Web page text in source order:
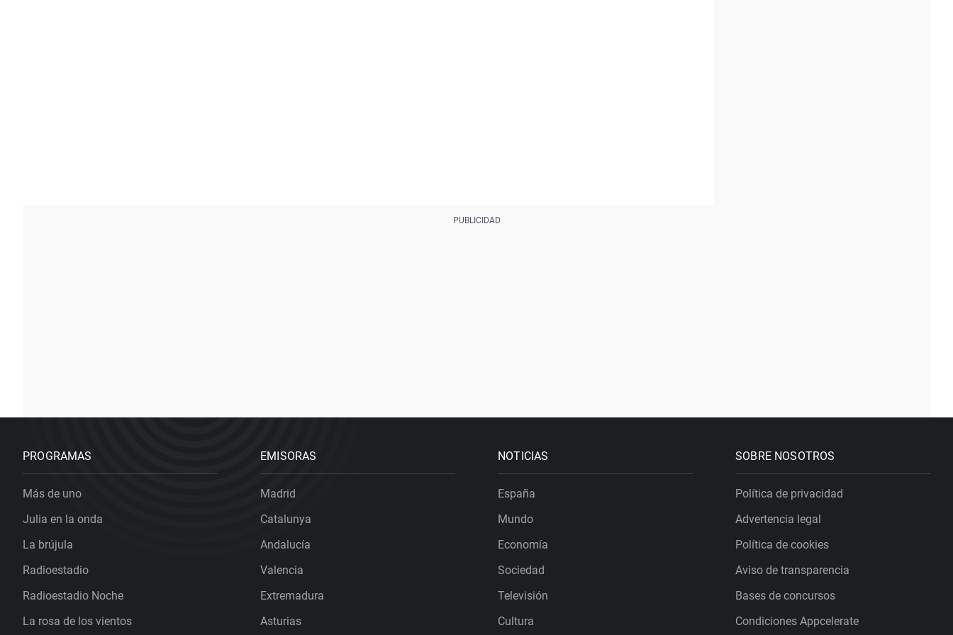
PROGRAMAS
Más de uno
Julia en la onda
La brújula
Radioestadio
Radioestadio Noche
La rosa de los vientos
EMISORAS
Madrid
Catalunya
Andalucía
Valencia
Extremadura
Asturias
NOTICIAS
España
Mundo
Economía
Sociedad
Televisión
Cultura
SOBRE NOSOTROS
Política de privacidad
Advertencia legal
Política de cookies
Aviso de transparencia
Bases de concursos
Condiciones Appcelerate